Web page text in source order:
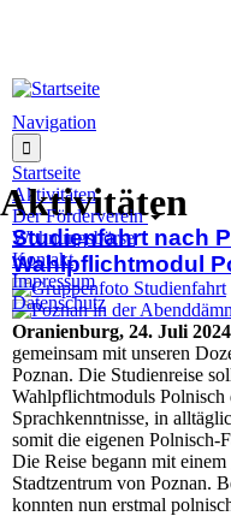
Navigation
Startseite
Aktivitäten
Der Förderverein
Wohnungsbörse
Kontakt
Impressum
Datenschutz
Aktivitäten
Studienfahrt nach
Wahlpflichtmodul
Oranienburg, 24. Juli
gemeinsam mit unseren
Poznan. Die Studienreise
Wahlpflichtmoduls Polnisch
Sprachkenntnisse, in
somit die eigenen Polnisch-
Die Reise begann mit
Stadtzentrum von Poznan.
konnten nun erstmal